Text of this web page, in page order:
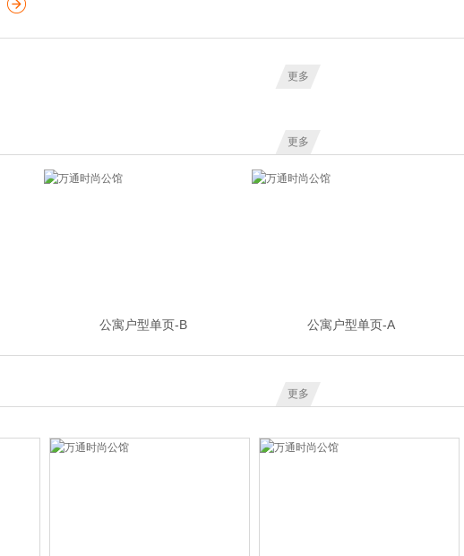
更多
更多
公寓户型单页-B 公寓户型单页-A
更多